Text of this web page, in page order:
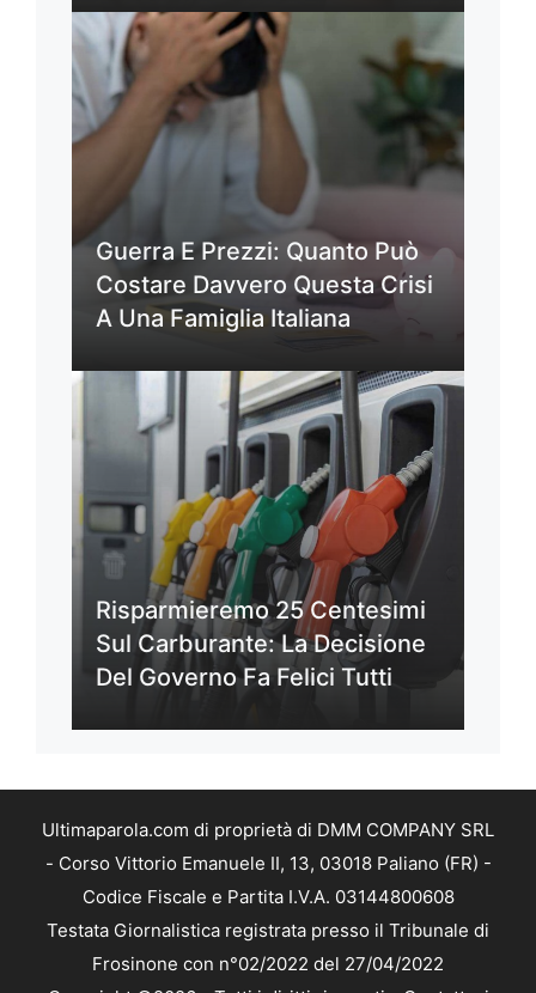
Guerra E Prezzi: Quanto Può
Costare Davvero Questa Crisi
A Una Famiglia Italiana
Risparmieremo 25 Centesimi
Sul Carburante: La Decisione
Del Governo Fa Felici Tutti
Ultimaparola.com di proprietà di DMM COMPANY SRL
- Corso Vittorio Emanuele II, 13, 03018 Paliano (FR) -
Codice Fiscale e Partita I.V.A. 03144800608
Testata Giornalistica registrata presso il Tribunale di
Frosinone con n°02/2022 del 27/04/2022